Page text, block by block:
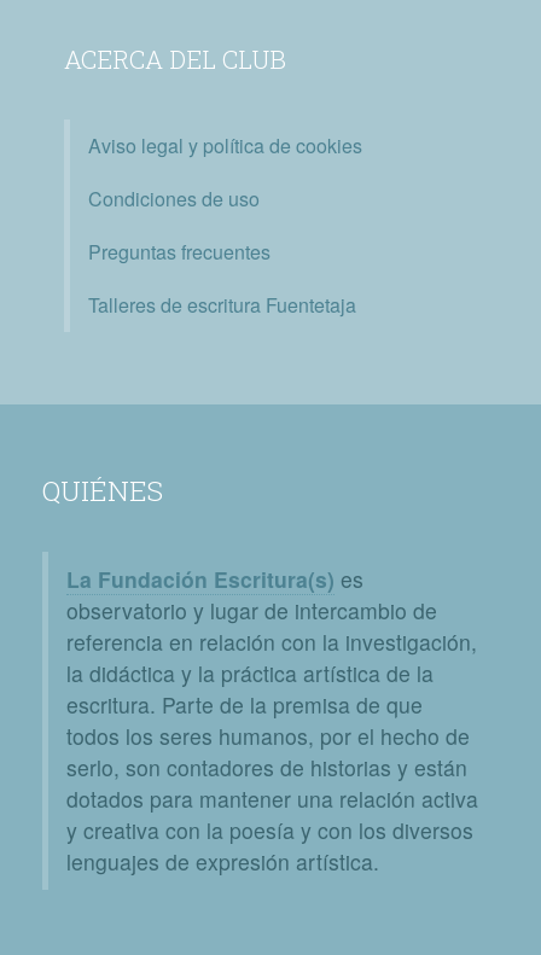
ACERCA DEL CLUB
Aviso legal y política de cookies
Condiciones de uso
Preguntas frecuentes
Talleres de escritura Fuentetaja
QUIÉNES
La Fundación Escritura(s) es
observatorio y lugar de intercambio de
referencia en relación con la investigación,
la didáctica y la práctica artística de la
escritura. Parte de la premisa de que
todos los seres humanos, por el hecho de
serlo, son contadores de historias y están
dotados para mantener una relación activa
y creativa con la poesía y con los diversos
lenguajes de expresión artística.